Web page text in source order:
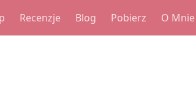
Recenzje Blog Pobierz O Mnie